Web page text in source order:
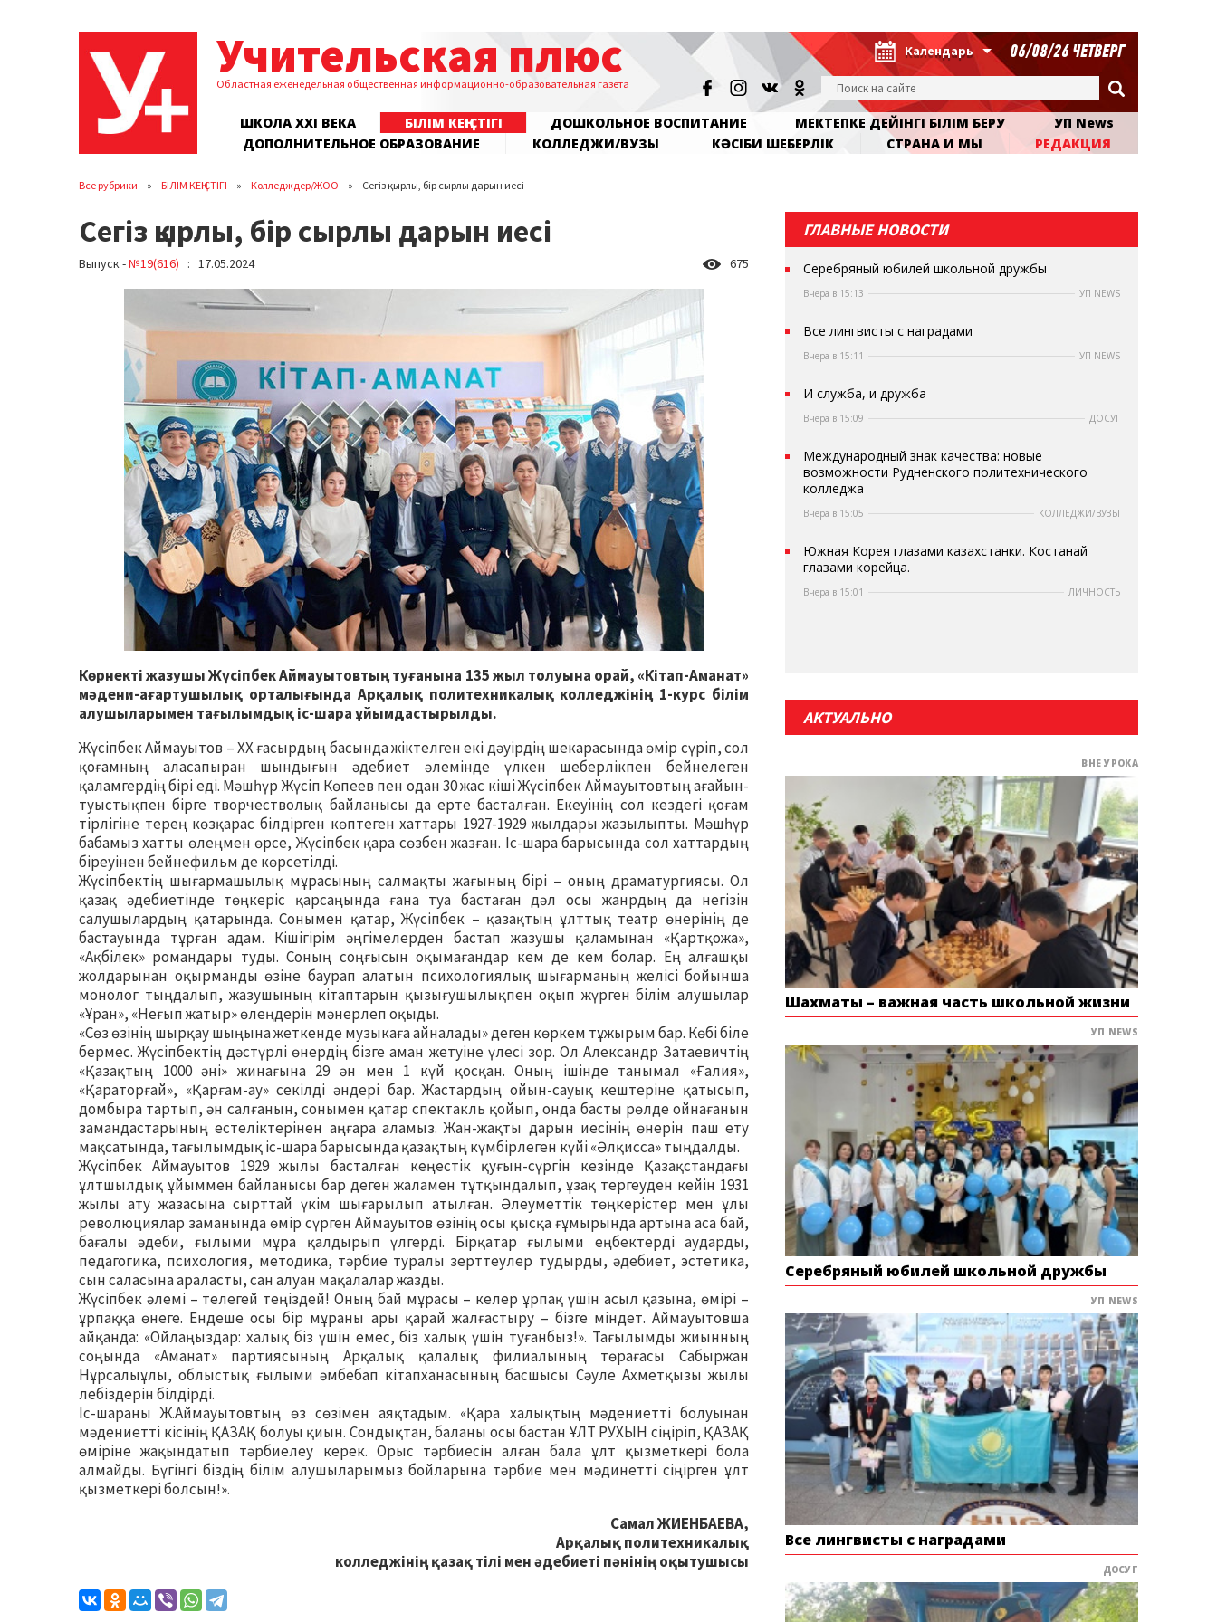
Учительская плюс
Областная еженедельная общественная информационно-образовательная газета
Календарь 06/08/26 ЧЕТВЕРГ
ШКОЛА XXI ВЕКА БІЛІМ КЕҢІСТІГІ ДОШКОЛЬНОЕ ВОСПИТАНИЕ МЕКТЕПКЕ ДЕЙІНГІ БІЛІМ БЕРУ
УП News
ДОПОЛНИТЕЛЬНОЕ ОБРАЗОВАНИЕ
КОЛЛЕДЖИ/ВУЗЫ КӘСІБИ ШЕБЕРЛІК СТРАНА И МЫ РЕДАКЦИЯ
Все рубрики БІЛІМ КЕҢІСТІГІ Колледждер/ЖОО Сегіз қырлы, бір сырлы дарын иесі
Сегіз қырлы, бір сырлы дарын иесі
Выпуск -№19(616) : 17.05.2024 675
Көрнекті жазушы Жүсіпбек Аймауытовтың туғанына 135 жыл толуына орай, «Кітап-Аманат»
мәдени-ағартушылық орталығында Арқалық политехникалық колледжінің 1-курс білім
алушыларымен тағылымдық іс-шара ұйымдастырылды.
Жүсіпбек Аймауытов – XX ғасырдың басында жіктелген екі дәуірдің шекарасында өмір сүріп, сол
қоғамның аласапыран шындығын әдебиет әлемінде үлкен шеберлікпен бейнелеген
қаламгердің бірі еді. Мәшһүр Жүсіп Көпеев пен одан 30 жас кіші Жүсіпбек Аймауытовтың ағайын-
туыстықпен бірге творчестволық байланысы да ерте басталған. Екеуінің сол кездегі қоғам
тірлігіне терең көзқарас білдірген көптеген хаттары 1927-1929 жылдары жазылыпты. Мәшһүр
бабамыз хатты өлеңмен өрсе, Жүсіпбек қара сөзбен жазған. Іс-шара барысында сол хаттардың
біреуінен бейнефильм де көрсетілді.
Жүсіпбектің шығармашылық мұрасының салмақты жағының бірі – оның драматургиясы. Ол
қазақ әдебиетінде төңкеріс қарсаңында ғана туа бастаған дәл осы жанрдың да негізін
салушылардың қатарында. Сонымен қатар, Жүсіпбек – қазақтың ұлттық театр өнерінің де
бастауында тұрған адам. Кішігірім әңгімелерден бастап жазушы қаламынан «Қартқожа»,
«Ақбілек» романдары туды. Соның соңғысын оқымағандар кем де кем болар. Ең алғашқы
жолдарынан оқырманды өзіне баурап алатын психологиялық шығарманың желісі бойынша
монолог тыңдалып, жазушының кітаптарын қызығушылықпен оқып жүрген білім алушылар
«Ұран», «Неғып жатыр» өлеңдерін мәнерлеп оқыды.
«Сөз өзінің шырқау шыңына жеткенде музыкаға айналады» деген көркем тұжырым бар. Көбі біле
бермес. Жүсіпбектің дәстүрлі өнердің бізге аман жетуіне үлесі зор. Ол Александр Затаевичтің
«Қазақтың 1000 әні» жинағына 29 ән мен 1 күй қосқан. Оның ішінде танымал «Ғалия»,
«Қараторғай», «Қарғам-ау» секілді әндері бар. Жастардың ойын-сауық кештеріне қатысып,
домбыра тартып, ән салғанын, сонымен қатар спектакль қойып, онда басты рөлде ойнағанын
замандастарының естеліктерінен аңғара аламыз. Жан-жақты дарын иесінің өнерін паш ету
мақсатында, тағылымдық іс-шара барысында қазақтың күмбірлеген күйі «Әлқисса» тыңдалды.
Жүсіпбек Аймауытов 1929 жылы басталған кеңестік қуғын-сүргін кезінде Қазақстандағы
ұлтшылдық ұйыммен байланысы бар деген жаламен тұтқындалып, ұзақ тергеуден кейін 1931
жылы ату жазасына сырттай үкім шығарылып атылған. Әлеуметтік төңкерістер мен ұлы
революциялар заманында өмір сүрген Аймауытов өзінің осы қысқа ғұмырында артына аса бай,
бағалы әдеби, ғылыми мұра қалдырып үлгерді. Бірқатар ғылыми еңбектерді аударды,
педагогика, психология, методика, тәрбие туралы зерттеулер тудырды, әдебиет, эстетика,
сын саласына араласты, сан алуан мақалалар жазды.
Жүсіпбек әлемі – телегей теңіздей! Оның бай мұрасы – келер ұрпақ үшін асыл қазына, өмірі –
ұрпаққа өнеге. Ендеше осы бір мұраны ары қарай жалғастыру – бізге міндет. Аймауытовша
айқанда: «Ойлаңыздар: халық біз үшін емес, біз халық үшін туғанбыз!». Тағылымды жиынның
соңында «Аманат» партиясының Арқалық қалалық филиалының төрағасы Сабыржан
Нұрсалыұлы, облыстық ғылыми әмбебап кітапханасының басшысы Сәуле Ахметқызы жылы
лебіздерін білдірді.
Іс-шараны Ж.Аймауытовтың өз сөзімен аяқтадым. «Қара халықтың мәдениетті болуынан
мәдениетті кісінің ҚАЗАҚ болуы қиын. Сондықтан, баланы осы бастан ҰЛТ РУХЫН сіңіріп, ҚАЗАҚ
өміріне жақындатып тәрбиелеу керек. Орыс тәрбиесін алған бала ұлт қызметкері бола
алмайды. Бүгінгі біздің білім алушыларымыз бойларына тәрбие мен мәдинетті сіңірген ұлт
қызметкері болсын!».
Самал ЖИЕНБАЕВА,
Арқалық политехникалық
колледжінің қазақ тілі мен әдебиеті пәнінің оқытушысы
ГЛАВНЫЕ НОВОСТИ
Серебряный юбилей школьной дружбы
Вчера в 15:13 УП NEWS
Все лингвисты с наградами
Вчера в 15:11 УП NEWS
И служба, и дружба
Вчера в 15:09 ДОСУГ
Международный знак качества: новые
возможности Рудненского политехнического
колледжа
Вчера в 15:05 КОЛЛЕДЖИ/ВУЗЫ
Южная Корея глазами казахстанки. Костанай
глазами корейца.
Вчера в 15:01 ЛИЧНОСТЬ
АКТУАЛЬНО
ВНЕ УРОКА
Шахматы – важная часть школьной жизни
УП NEWS
Серебряный юбилей школьной дружбы
УП NEWS
Все лингвисты с наградами
ДОСУГ